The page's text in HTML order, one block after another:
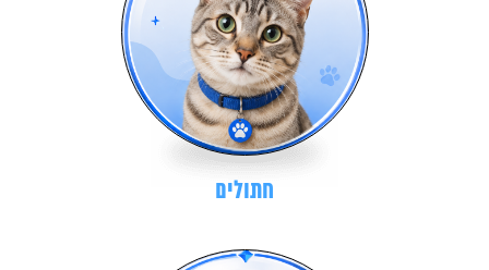
חתולים